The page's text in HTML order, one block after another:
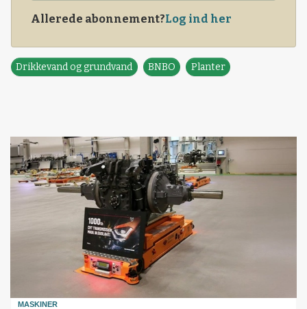
Allerede abonnement?Log ind her
Drikkevand og grundvand BNBO Planter
MASKINER